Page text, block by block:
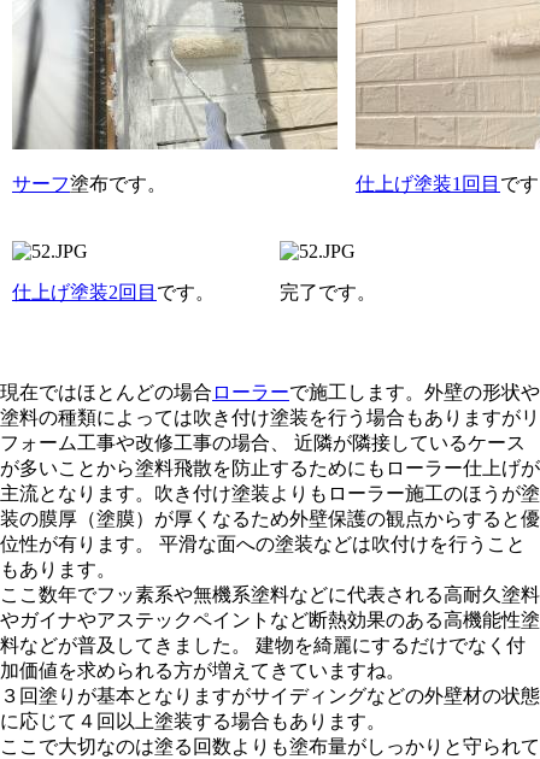
サーフ塗布です。 仕上げ塗装1回目 で
仕上げ塗装2回目 です。 完了です。
現在ではほとんどの場合 ローラーで施工します。外壁の形状や
塗料の種類によっては吹き付け塗装を行う場合もありますがリ
フォーム工事や改修工事の場合、 近隣が隣接しているケース
が多いことから塗料飛散を防止するためにもローラー仕上げが
主流となります。吹き付け塗装よりもローラー施工のほうが塗
装の膜厚（塗膜）が厚くなるため外壁保護の観点からすると優
位性が有ります。 平滑な面への塗装などは吹付けを行うこと
もあります。
ここ数年でフッ素系や無機系塗料などに代表される高耐久塗料
やガイナやアステックペイントなど断熱効果のある高機能性塗
料などが普及してきました。 建物を綺麗にするだけでなく付
加価値を求められる方が増えてきていますね。
３回塗りが基本となりますがサイディングなどの外壁材の状態
に応じて４回以上塗装する場合もあります。
ここで大切なのは塗る回数よりも塗布量がしっかりと守られて